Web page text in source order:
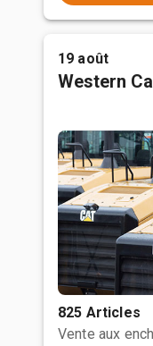
19 août
Western
825 Articles
Vente aux